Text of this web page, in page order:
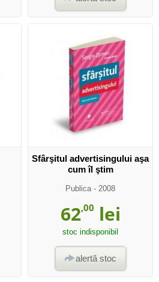
Sfârşitul advertisingului aşa
cum îl ştim
Publica - 2008
62,00 lei
stoc indisponibil
alertă stoc